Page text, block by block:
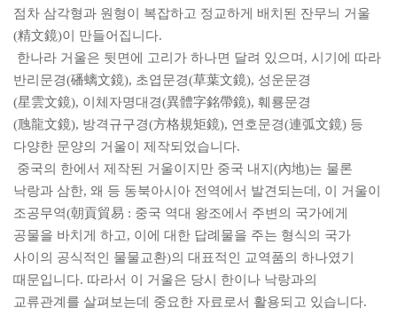
점차 삼각형과 원형이 복잡하고 정교하게 배치된 잔무늬 거울
(精文鏡)이 만들어집니다.
한나라 거울은 뒷면에 고리가 하나면 달려 있으며 , 시기에 따라
반리문경(磻螭文鏡), 초엽문경(草葉文鏡), 성운문경
(星雲文鏡), 이체자명대경(異體字銘帶鏡), 훼룡문경
(虺龍文鏡), 방격규구경(方格規矩鏡), 연호문경(連弧文鏡) 등
다양한 문양의 거울이 제작되었습니다.
중국의 한에서 제작된 거울이지만 중국 내지 (內地)는 물론
낙랑과 삼한, 왜 등 동북아시아 전역에서 발견되는데 , 이 거울이
조공무역(朝貢貿易 : 중국 역대 왕조에서 주변의 국가에게
공물을 바치게 하고, 이에 대한 답례물을 주는 형식의 국가
사이의 공식적인 물물교환)의 대표적인 교역품의 하나였기
때문입니다. 따라서 이 거울은 당시 한이나 낙랑과의
교류관계를 살펴보는데 중요한 자료로서 활용되고 있습니다.